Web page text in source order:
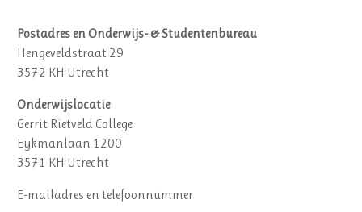
Postadres en Onderwijs- & Studentenbureau
Hengeveldstraat 29
3572 KH Utrecht
Onderwijslocatie
Gerrit Rietveld College
Eykmanlaan 1200
3571 KH Utrecht
E-mailadres en telefoonnummer